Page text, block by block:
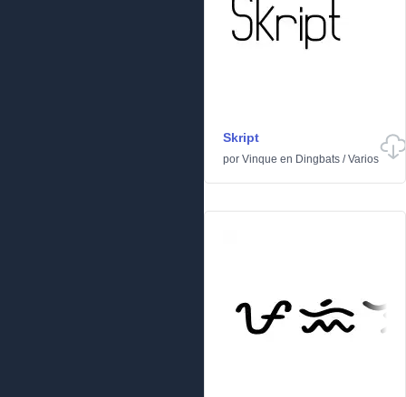
Skript
por Vinque en Dingbats /Varios